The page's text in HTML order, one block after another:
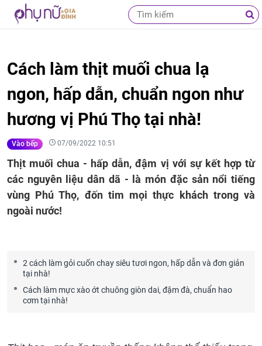
Cách làm thịt muối chua lạ
ngon, hấp dẫn, chuẩn ngon như
hương vị Phú Thọ tại nhà!
Vào bếp 07/09/2022 10:51
Thịt muối chua - hấp dẫn, đậm vị với sự kết hợp từ
các nguyên liệu dân dã - là món đặc sản nổi tiếng
vùng Phú Thọ, đốn tim mọi thực khách trong và
ngoài nước!
2 cách làm gỏi cuốn chay siêu tươi ngon, hấp dẫn và đơn giản
tại nhà!
Cách làm mực xào ớt chuông giòn dai, đậm đà, chuẩn hao
cơm tại nhà!